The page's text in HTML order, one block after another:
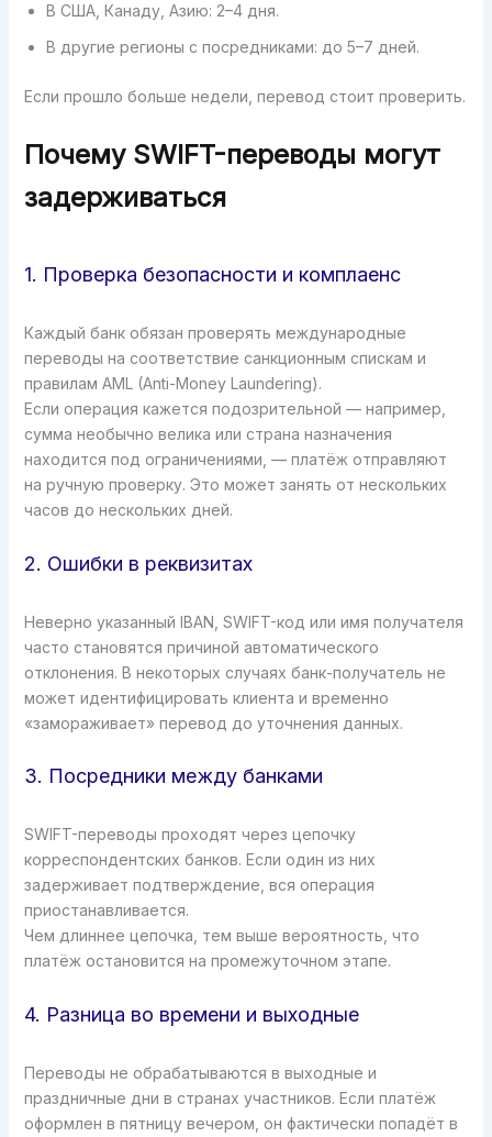
В США, Канаду, Азию: 2–4 дня.
В другие регионы с посредниками: до 5–7 дней.
Если прошло больше недели, перевод стоит проверить.
Почему SWIFT-переводы могут
задерживаться
1. Проверка безопасности и комплаенс
Каждый банк обязан проверять международные
переводы на соответствие санкционным спискам и
правилам AML (Anti-Money Laundering).
Если операция кажется подозрительной — например,
сумма необычно велика или страна назначения
находится под ограничениями, — платёж отправляют
на ручную проверку. Это может занять от нескольких
часов до нескольких дней.
2. Ошибки в реквизитах
Неверно указанный IBAN, SWIFT-код или имя получателя
часто становятся причиной автоматического
отклонения. В некоторых случаях банк-получатель не
может идентифицировать клиента и временно
«замораживает» перевод до уточнения данных.
3. Посредники между банками
SWIFT-переводы проходят через цепочку
корреспондентских банков. Если один из них
задерживает подтверждение, вся операция
приостанавливается.
Чем длиннее цепочка, тем выше вероятность, что
платёж остановится на промежуточном этапе.
4. Разница во времени и выходные
Переводы не обрабатываются в выходные и
праздничные дни в странах участников. Если платёж
оформлен в пятницу вечером, он фактически попадёт в